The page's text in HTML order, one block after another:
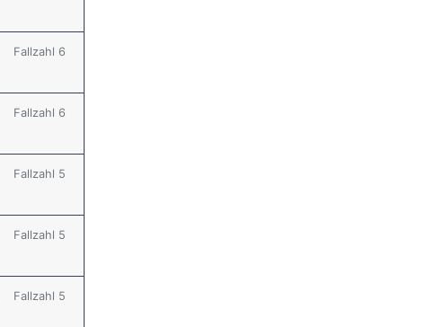
Fallzahl 6
Fallzahl 6
Fallzahl 5
Fallzahl 5
Fallzahl 5